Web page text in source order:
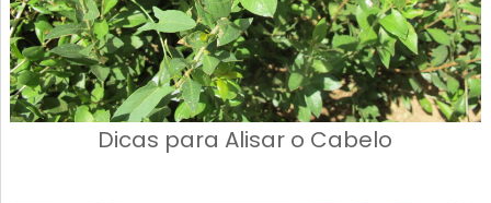
Dicas para Alisar o Cabelo